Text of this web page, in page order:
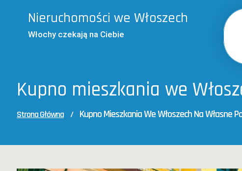
Nieruchomości we Włoszech
Włochy czekają na Ciebie
Kupno mieszkania we
Strona Główna / Kupno Mieszkania We Włoszech Na Własne